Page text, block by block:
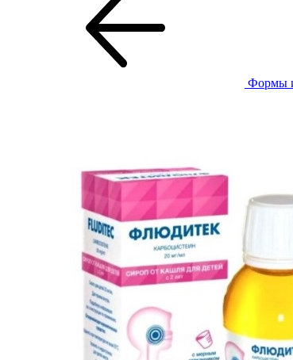
Формы